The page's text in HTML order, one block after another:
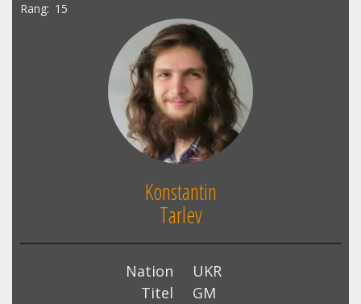
Rang 15
Konstantin
Tarlev
Nation
UKR
Titel
GM